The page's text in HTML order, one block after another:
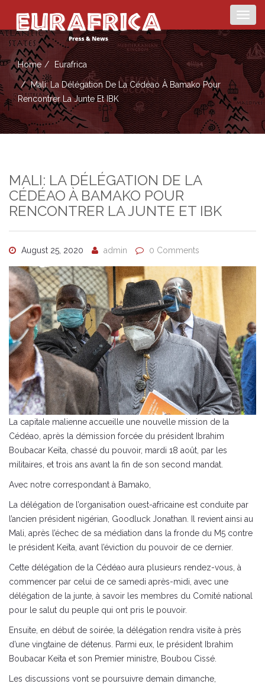
Home Eurafrica
Mali: La Délégation De La Cédéao À Bamako Pour
Rencontrer La Junte Et IBK
MALI: LA DÉLÉGATION DE LA
CÉDÉAO À BAMAKO POUR
RENCONTRER LA JUNTE ET IBK
August 25, 2020 admin 0 Comments
La capitale malienne accueille une nouvelle mission de la
Cédéao, après la démission forcée du président Ibrahim
Boubacar Keïta, chassé du pouvoir, mardi 18 août, par les
militaires, et trois ans avant la fin de son second mandat.
Avec notre correspondant à Bamako,
La délégation de l’organisation ouest-africaine est conduite par
l’ancien président nigérian, Goodluck Jonathan. Il revient ainsi au
Mali, après l’échec de sa médiation dans la fronde du M5 contre
le président Keïta, avant l’éviction du pouvoir de ce dernier.
Cette délégation de la Cédéao aura plusieurs rendez-vous, à
commencer par celui de ce samedi après-midi, avec une
délégation de la junte, à savoir les membres du Comité national
pour le salut du peuple qui ont pris le pouvoir.
Ensuite, en début de soirée, la délégation rendra visite à près
d’une vingtaine de détenus. Parmi eux, le président Ibrahim
Boubacar Keïta et son Premier ministre, Boubou Cissé.
Les discussions vont se poursuivre demain dimanche,